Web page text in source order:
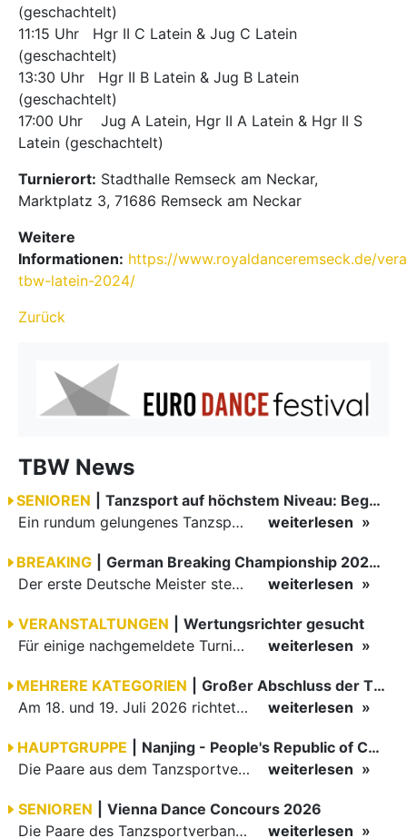
(geschachtelt)
11:15 Uhr Hgr II C Latein & Jug C Latein
(geschachtelt)
13:30 Uhr Hgr II B Latein & Jug B Latein
(geschachtelt)
17:00 Uhr Jug A Latein, Hgr II A Latein & Hgr II S
Latein (geschachtelt)
Turnierort: Stadthalle Remseck am Neckar,
Marktplatz 3, 71686 Remseck am Neckar
Weitere
Informationen: https://www.royaldanceremseck.de/
tbw-latein-2024/
Zurück
TBW News
SENIOREN
Tanzsport auf höchstem Niveau: Begeisterung bei den Turnieren in…
Ein rundum gelungenes Tanzsport-Wochenende liegt hinter den Paaren und Organisatoren in Enzklösterle. Am 1. und 2. August 2026 verwandelte sich die Festhalle wieder in einen lebendigen Mittelpunkt des…
weiterlesen
BREAKING
German Breaking Championship 2026 in Hannover
Der erste Deutsche Meister steht fest B-Boy Roman siegt bei den Juniors
weiterlesen
VERANSTALTUNGEN
Wertungsrichter gesucht
Für einige nachgemeldete Turniere im 2 Halbjahr sucht der ZWE noch Wertungsrichter.
weiterlesen
MEHRERE KATEGORIEN
Großer Abschluss der TBW-Trophy in Weinheim
Am 18. und 19. Juli 2026 richtete die Tanzsportabteilung (TSA) der TSG 1862 Weinheim das Abschlussturnier der diesjährigen TBW-Trophy-Serie aus. Zum traditionellen Saisonfinale kamen rund 400 Starts über…
weiterlesen
HAUPTGRUPPE
Nanjing - People's Republic of China
Die Paare aus dem Tanzsportverband Baden-Württemberg (TBW) haben beim hochklassig besetzten WDSF GrandSlam im chinesischen Nanjing wieder einmal auf internationalem Top-Niveau geglänzt. Das…
weiterlesen
SENIOREN
Vienna Dance Concours 2026
Die Paare des Tanzsportverbandes Baden-Württemberg (TBW) glänzten auf dem internationalen Parkett des Vienna Dance Concourse 2026 im Wiener Rathaus mit hervorragenden Platzierungen Ergebnisse unter: …
weiterlesen